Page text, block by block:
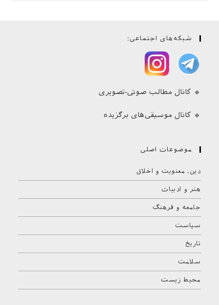
شبکه‌های اجتماعی:
🔹 کانال مطالب صوتی-تصویری
🔹 کانال موسیقی‌های برگزیده
موضوعات اصلی
دین، معنویت و اخلاق
هنر و ادبیات
جامعه و فرهنگ
سیاست
تاریخ
سلامت
محیط زیست